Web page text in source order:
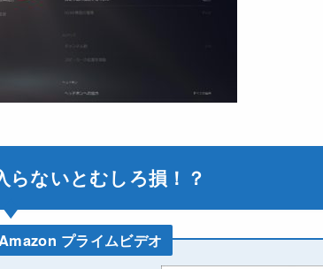
らないとむしろ損！？
プライムビデオ